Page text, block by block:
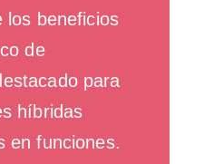
los beneficios
de
para
híbridas
en funciones.